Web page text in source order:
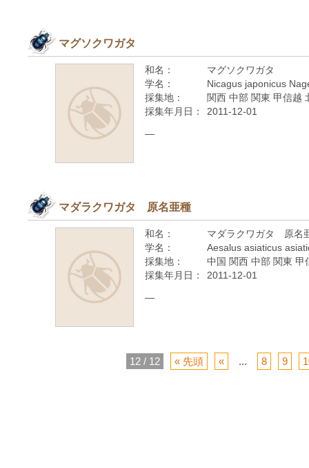
マグソクワガタ
和名：
マグソクワガタ
学名：
Nicagus japonicus
採集地：
関西 中部 関東 甲信越
採集年月日：
2011-12-01
—
マダラクワガタ 原名亜種
和名：
マダラクワガタ 原名
学名：
Aesalus asiaticus
採集地：
中国 関西 中部 関東
採集年月日：
2011-12-01
—
12 / 12 « 先頭 « ... 8 9